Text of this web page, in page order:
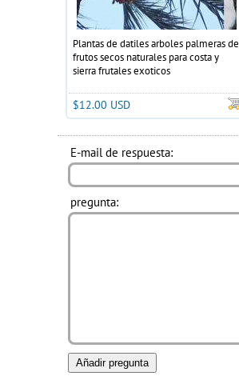
Plantas de datiles arboles palmeras de
frutos secos naturales para costa y
sierra frutales exoticos
$12.00 USD
E-mail de respuesta:
pregunta: